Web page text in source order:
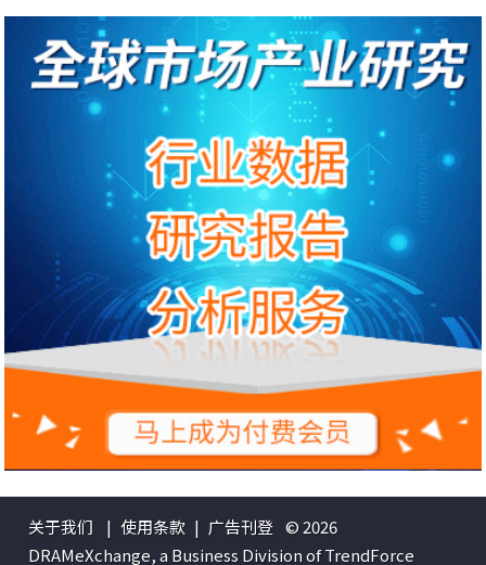
关于我们 | 使用条款 | 广告刊登 © 2026
DRAMeXchange, a Business Division of TrendForce